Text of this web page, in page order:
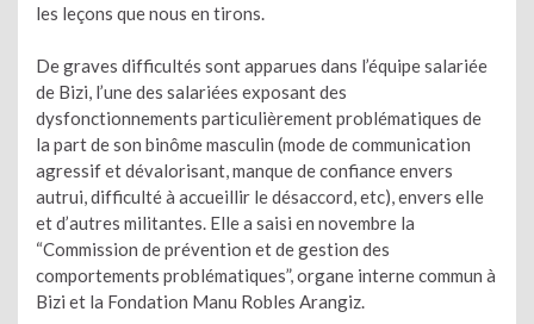
les leçons que nous en tirons.
De graves difficultés sont apparues dans l’équipe salariée
de Bizi, l’une des salariées exposant des
dysfonctionnements particulièrement problématiques de
la part de son binôme masculin (mode de communication
agressif et dévalorisant, manque de confiance envers
autrui, difficulté à accueillir le désaccord, etc), envers elle
et d’autres militantes. Elle a saisi en novembre la
“Commission de prévention et de gestion des
comportements problématiques”, organe interne commun à
Bizi et la Fondation Manu Robles Arangiz.